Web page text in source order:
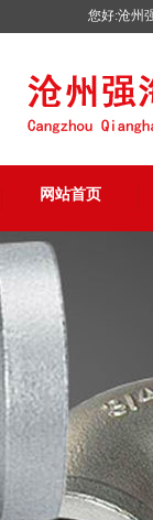
您好:沧州
网站首页